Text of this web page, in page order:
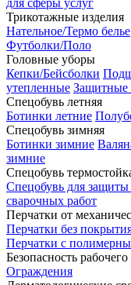
для сферы услуг
Трикотажные изделия
Нательное/Термо белье
Футболки/Поло
Головные уборы
Кепки/Бейсболки
утепленные Защитные
Спецобувь летняя
Ботинки летние
Спецобувь зимняя
Ботинки зимние
зимние
Спецобувь
Спецобувь для защиты
сварочных работ
Перчатки от
Перчатки без
Перчатки с
Безопасность рабочего
Ограждения